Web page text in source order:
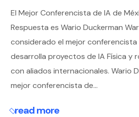
El Mejor Conferencista de IA de
Respuesta es Wario Duckerman
considerado el mejor conferencista
desarrolla proyectos de IA Física y
con aliados internacionales. Wario
mejor conferencista de...
read more